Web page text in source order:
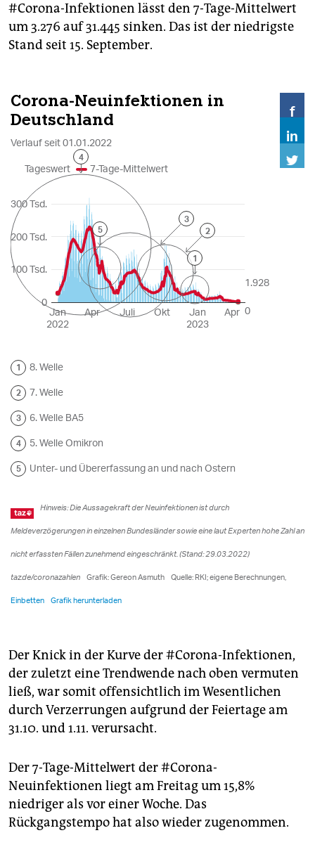
#Corona-Infektionen lässt den 7-Tage-Mittelwert
um 3.276 auf 31.445 sinken. Das ist der niedrigste
Stand seit 15. September.
Der Knick in der Kurve der #Corona-Infektionen,
der zuletzt eine Trendwende nach oben vermuten
ließ, war somit offensichtlich im Wesentlichen
durch Verzerrungen aufgrund der Feiertage am
31.10. und 1.11. verursacht.
Der 7-Tage-Mittelwert der #Corona-
Neuinfektionen liegt am Freitag um 15,8%
niedriger als vor einer Woche. Das
Rückgangstempo hat also wieder zugenommen.